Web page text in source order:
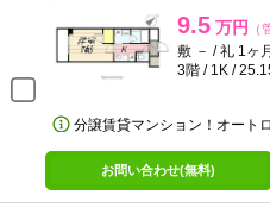
9.5 万円 （
敷 － / 礼 1ヶ月
3階 / 1K /
分譲賃貸マンション！オート
お問い合わせ(無料)